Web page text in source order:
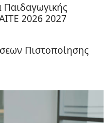
Παιδαγωγικής
2026 2027
Πιστοποίησης